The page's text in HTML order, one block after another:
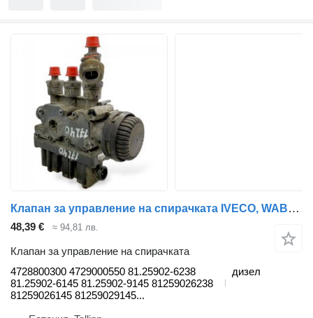
Клапан за управление на спирачката IVECO, WABCO Stralis (01.02-) 4728800300 за влекач IVECO Stralis (01.02-)
48,39 € ≈ 94,81 лв.
Клапан за управление на спирачката
4728800300 4729000550 81.25902-6238
81.25902-6145 81.25902-9145 81259026238
81259026145 81259029145...
дизел